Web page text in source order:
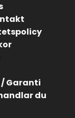
/ Garanti
du